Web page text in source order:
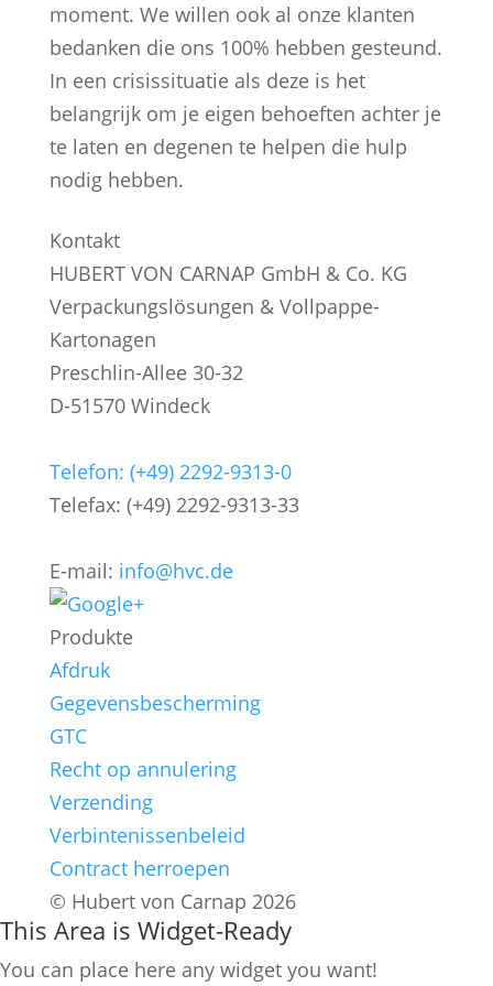
moment. We willen ook al onze klanten
bedanken die ons 100% hebben gesteund.
In een crisissituatie als deze is het
belangrijk om je eigen behoeften achter je
te laten en degenen te helpen die hulp
nodig hebben.
Kontakt
HUBERT VON CARNAP GmbH & Co. KG
Verpackungslösungen & Vollpappe-
Kartonagen
Preschlin-Allee 30-32
D-51570 Windeck
Telefon: (+49) 2292-9313-0
Telefax: (+49) 2292-9313-33
E-mail: info@hvc.de
Produkte
Afdruk
Gegevensbescherming
GTC
Recht op annulering
Verzending
Verbintenissenbeleid
Contract herroepen
© Hubert von Carnap 2026
This Area is Widget-Ready
You can place here any widget you want!